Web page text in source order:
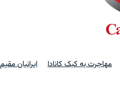
مهاجرت به کبک کانادا ایرانیان